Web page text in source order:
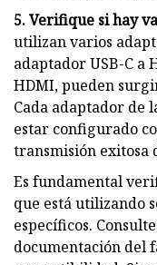
5. Verifique si hay
utilizan varios
adaptador USB-C a
HDMI, pueden
Cada adaptador de
estar configurado
transmisión exitosa
Es fundamental
que está utilizando
específicos.
documentación del